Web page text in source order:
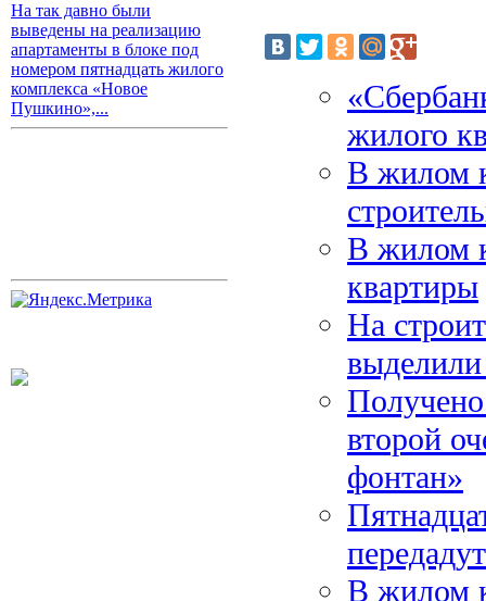
На так давно были
выведены на реализацию
апартаменты в блоке под
номером пятнадцать жилого
комплекса «Новое
Пушкино»,...
жилого
В жилом
В жилом
квартиры
На
Получено
второй
фонтан»
В жилом